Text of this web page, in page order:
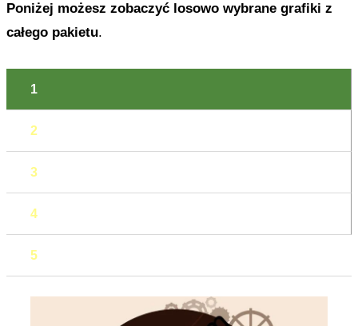
Poniżej możesz zobaczyć losowo wybrane grafiki z
całego pakietu.
1
2
3
4
5